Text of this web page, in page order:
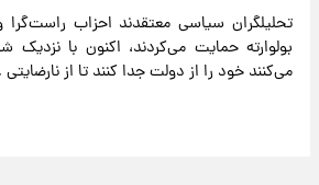
تحلیلگران سیاسی معتقدند احزاب راست‌گرا
بولوارته حمایت می‌کردند، اکنون با نزدیک
می‌کنند خود را از دولت جدا کنند تا از